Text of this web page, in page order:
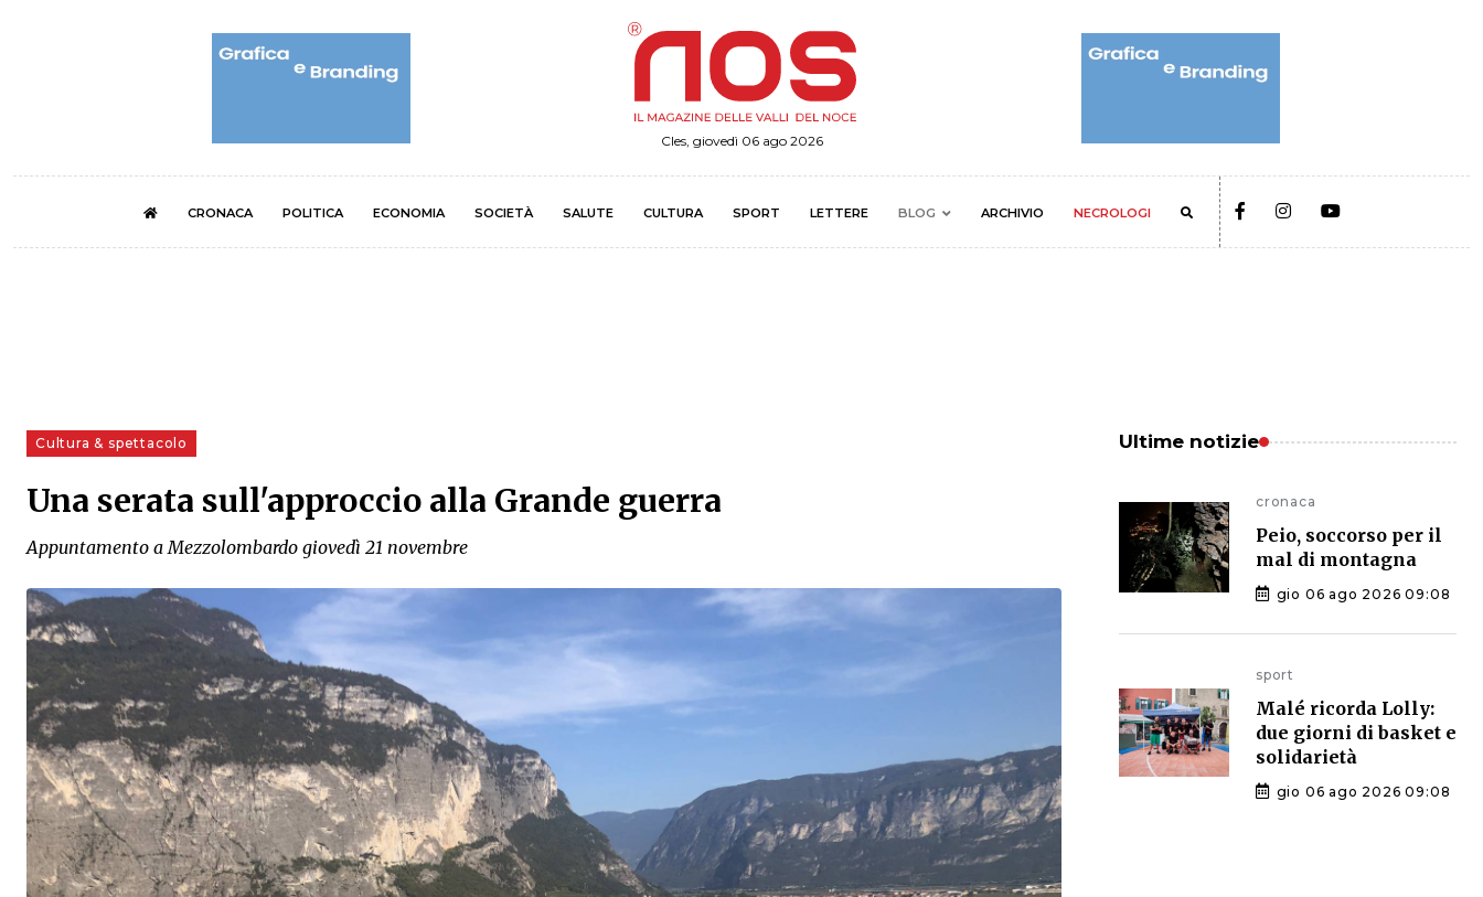
Cles, giovedì 06 ago 2026
CRONACA POLITICA ECONOMIA SOCIETÀ SALUTE CULTURA SPORT LETTERE BLOG ARCHIVIO NECROLOGI
Cultura & spettacolo
Una serata sull'approccio alla Grande guerra
Appuntamento a Mezzolombardo giovedì 21 novembre
Ultime notizie
cronaca
Peio, soccorso per il
mal di montagna
gio 06 ago 2026 09:08
sport
Malé ricorda Lolly:
due giorni di basket e
solidarietà
gio 06 ago 2026 09:08